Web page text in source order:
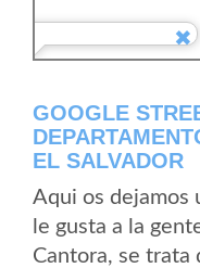
GOOGLE
EL SALVADOR
Aqui os dejamos
le gusta a la
Cantora, se trata